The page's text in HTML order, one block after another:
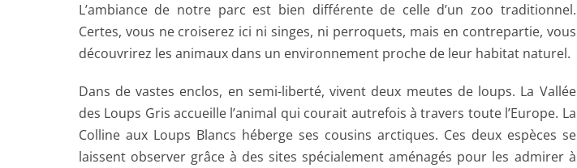
L’ambiance de notre parc est bien différente de celle d’un zoo traditionnel.
Certes, vous ne croiserez ici ni singes, ni perroquets, mais en contrepartie, vous
découvrirez les animaux dans un environnement proche de leur habitat naturel.
Dans de vastes enclos, en semi-liberté, vivent deux meutes de loups. La Vallée
des Loups Gris accueille l’animal qui courait autrefois à travers toute l’Europe. La
Colline aux Loups Blancs héberge ses cousins arctiques. Ces deux espèces se
laissent observer grâce à des sites spécialement aménagés pour les admirer à